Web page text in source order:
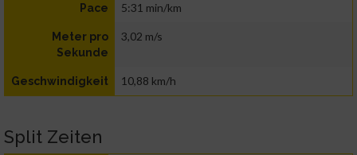
Pace 5:31 min/km
Meter pro
Sekunde
3,02 m/s
Geschwindigkeit 10,88 km/h
Split Zeiten